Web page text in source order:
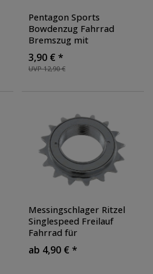
Pentagon Sports
Bowdenzug Fahrrad
Bremszug mit
Bremszughülle Bremsseil
Bremskabel mit
Walzennippel und
UVP 12,90 €
3,90 € *
Messingschlager Ritzel
Singlespeed Freilauf
Fahrrad für
Singlespeedbike 16 oder
18 Zähne Zahnkranz
ab 4,90 € *